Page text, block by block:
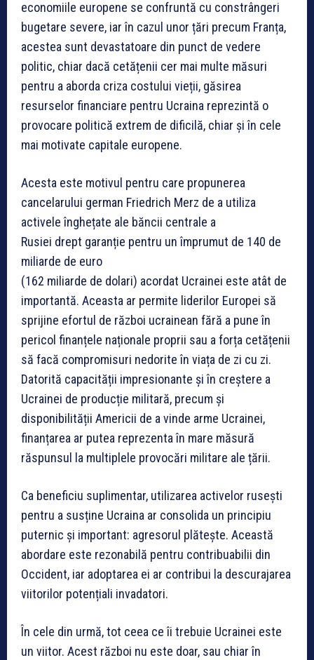
economiile europene se confruntă cu constrângeri
bugetare severe, iar în cazul unor țări precum Franța,
acestea sunt devastatoare din punct de vedere
politic, chiar dacă cetățenii cer mai multe măsuri
pentru a aborda criza costului vieții, găsirea
resurselor financiare pentru Ucraina reprezintă o
provocare politică extrem de dificilă, chiar și în cele
mai motivate capitale europene.
Acesta este motivul pentru care propunerea
cancelarului german Friedrich Merz de a utiliza
activele înghețate ale băncii centrale a
Rusiei drept garanție pentru un împrumut de 140 de
miliarde de euro
(162 miliarde de dolari) acordat Ucrainei este atât de
importantă. Aceasta ar permite liderilor Europei să
sprijine efortul de război ucrainean fără a pune în
pericol finanțele naționale proprii sau a forța cetățenii
să facă compromisuri nedorite în viața de zi cu zi.
Datorită capacității impresionante și în creștere a
Ucrainei de producție militară, precum și
disponibilității Americii de a vinde arme Ucrainei,
finanțarea ar putea reprezenta în mare măsură
răspunsul la multiplele provocări militare ale țării.
Ca beneficiu suplimentar, utilizarea activelor rusești
pentru a susține Ucraina ar consolida un principiu
puternic și important: agresorul plătește. Această
abordare este rezonabilă pentru contribuabilii din
Occident, iar adoptarea ei ar contribui la descurajarea
viitorilor potențiali invadatori.
În cele din urmă, tot ceea ce îi trebuie Ucrainei este
un viitor. Acest război nu este doar, sau chiar în